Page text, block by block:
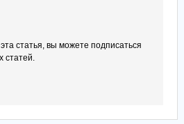
статья, вы можете подписаться
статей.